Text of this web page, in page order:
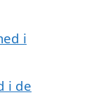
i
i de